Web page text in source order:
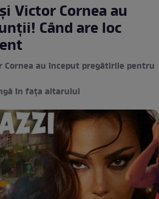
Victor Cornea au
Când are loc
Cornea au început pregătirile pentru
în fața altarului